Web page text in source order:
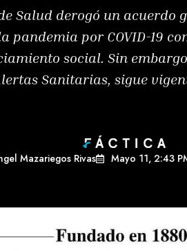
Salud derogó un
pandemia por COVID-19
social. Sin
Sanitarias, sigue
Mazariegos Rivas Mayo 11, 2:43